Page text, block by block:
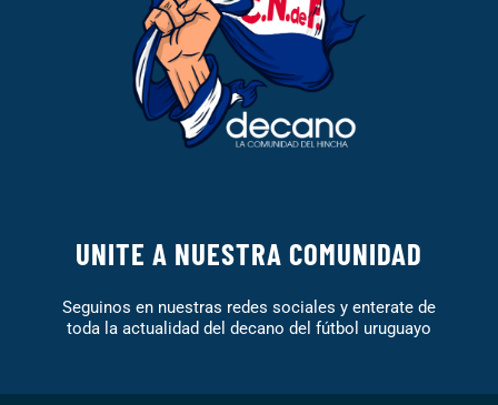
UNITE A NUESTRA COMUNIDAD
Seguinos en nuestras redes sociales y enterate de
toda la actualidad del decano del fútbol uruguayo